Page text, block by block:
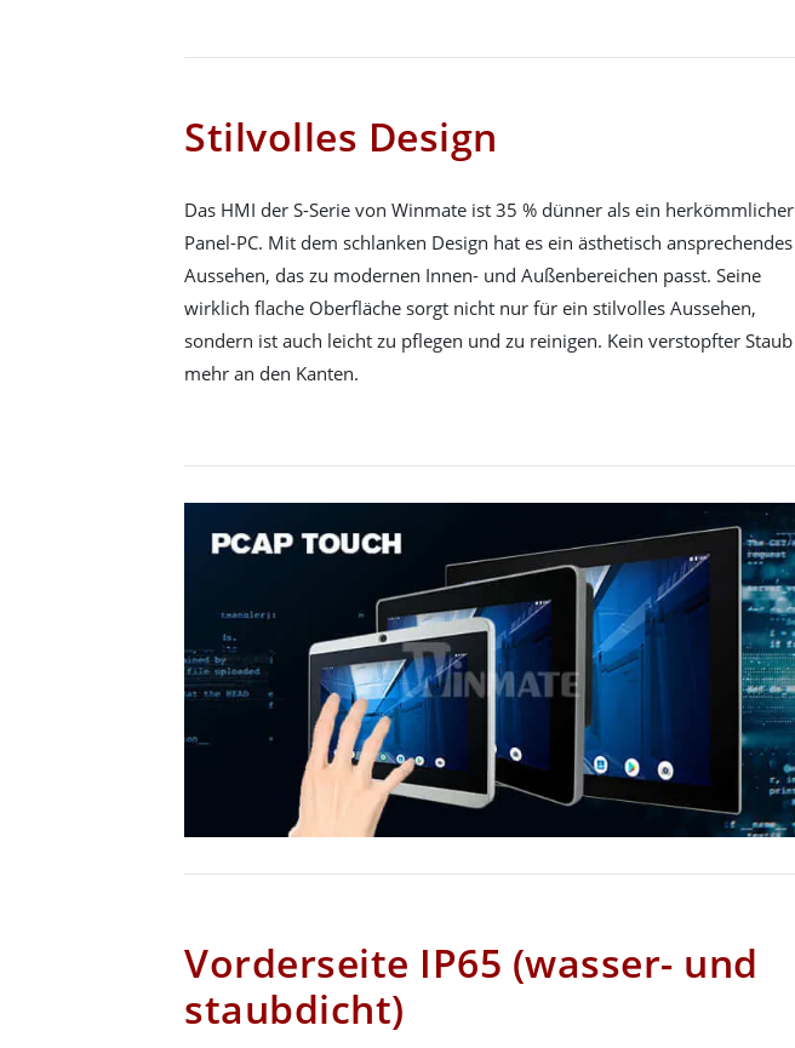
Stilvolles Design
Das HMI der S-Serie von Winmate ist 35 % dünner als ein herkömmlicher
Panel-PC. Mit dem schlanken Design hat es ein ästhetisch ansprechendes
Aussehen, das zu modernen Innen- und Außenbereichen passt. Seine
wirklich flache Oberfläche sorgt nicht nur für ein stilvolles Aussehen,
sondern ist auch leicht zu pflegen und zu reinigen. Kein verstopfter Staub
mehr an den Kanten.
Vorderseite IP65 (wasser- und
staubdicht)